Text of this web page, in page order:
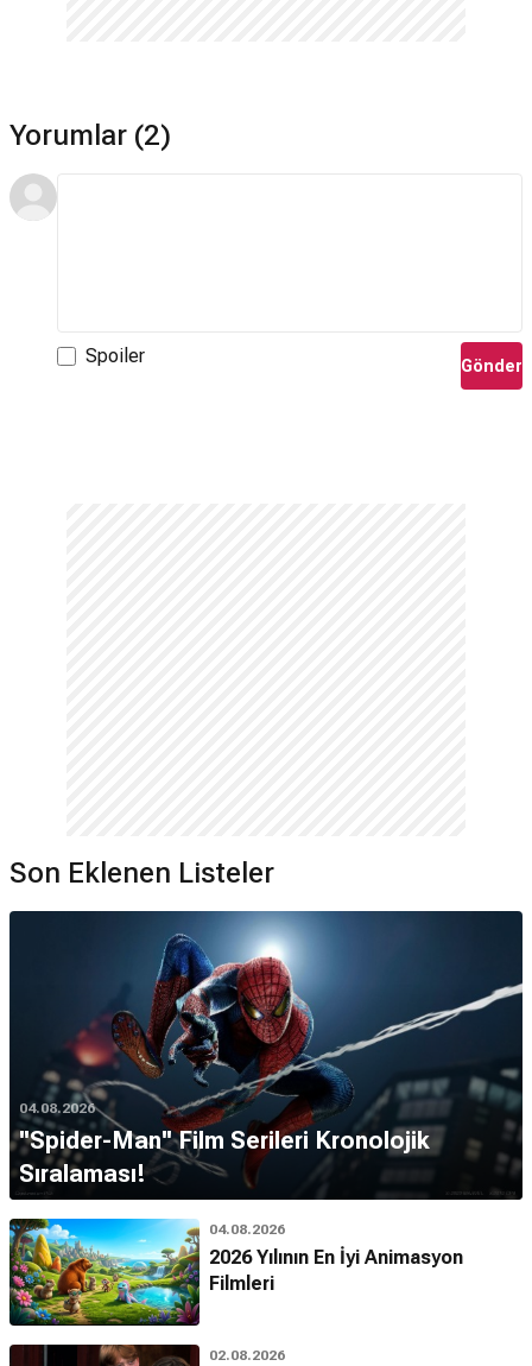
Yorumlar (2)
Spoiler Gönder
Son Eklenen Listeler
04.08.2026
''Spider-Man'' Film Serileri Kronolojik
Sıralaması!
04.08.2026
2026 Yılının En İyi Animasyon
Filmleri
02.08.2026